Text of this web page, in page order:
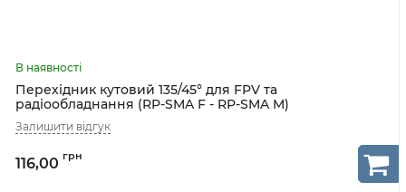
Перехідник кутовий 135/45° для FPV та
радіообладнання (RP-SMA F - RP-SMA M)
116,00